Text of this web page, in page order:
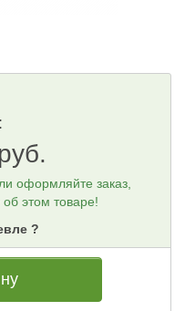
оформляйте заказ,
этом товаре!
?